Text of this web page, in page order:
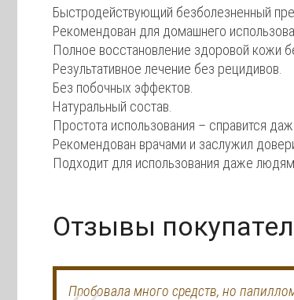
Быстродействующий безболезненный
Рекомендован для домашнего
Полное восстановление здоровой кожи
Результативное лечение без рецидивов.
Без побочных эффектов.
Натуральный состав.
Простота использования – справится
Рекомендован врачами и заслужил
Подходит для использования даже
Отзывы
Пробовала много средств, но